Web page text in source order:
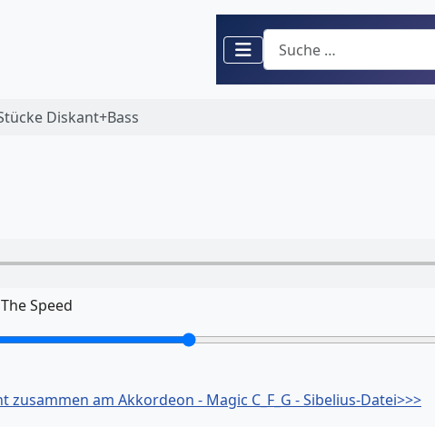
Suchen
Diskant+Bass
Speed
zusammen am Akkordeon - Magic C_F_G - Sibelius-Datei>>>